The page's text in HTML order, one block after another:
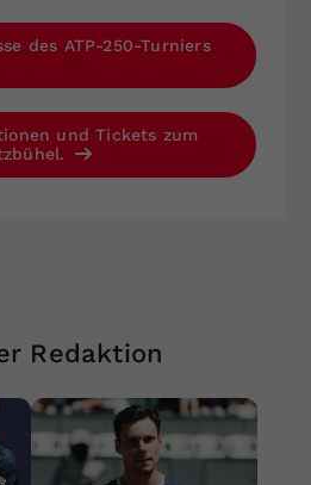
des ATP-250-Turniers
und Tickets zum
Redaktion